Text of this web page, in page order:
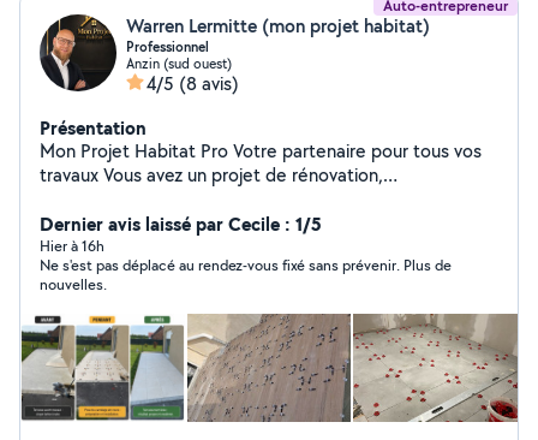
Auto-entrepreneur
Warren Lermitte (mon projet habitat)
Professionnel
Anzin (sud ouest)
4/5 (8 avis)
Présentation
Mon Projet Habitat Pro Votre partenaire pour tous vos
travaux Vous avez un projet de rénovation,
accompagnons de l'étude de votre projet jusqu'à la
réalisation, avec un seul interlocuteur pour un suivi
simple, rapide et efficace. Nos prestations : Rénovation
intérieure et extérieure Maçonnerie Terrasse et dallage
Clôture et portail Toiture Peinture Plomberie Électricité
Carrelage et faïence Placo, isolation et finitions
Aménagement extérieur et bien plus encore. Pourquoi
nous faire confiance ? Devis gratuit et sans engagement
Conseils personnalisés selon votre budget Réseau
Dernier avis laissé par Cecile : 1/5
Hier à 16h
Ne s'est pas déplacé au rendez-vous fixé sans prévenir. Plus de
nouvelles.